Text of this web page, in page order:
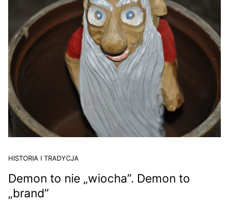
HISTORIA I TRADYCJA
Demon to nie „wiocha”. Demon to
„brand”